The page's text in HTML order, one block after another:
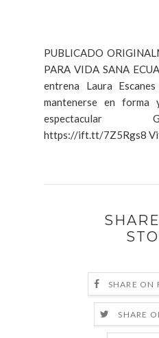
PUBLICADO
PARA VIDA SANA
entrena Laura
mantenerse en forma
espectacular
https://ift.tt/7Z5Rgs8
SHARE ON
SHARE